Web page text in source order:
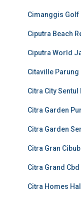
Cimanggis Golf
Ciputra Beach
Ciputra World
Citaville Parung
Citra City Sentul
Citra Garden
Citra Garden
Citra Gran
Citra Grand
Citra Homes